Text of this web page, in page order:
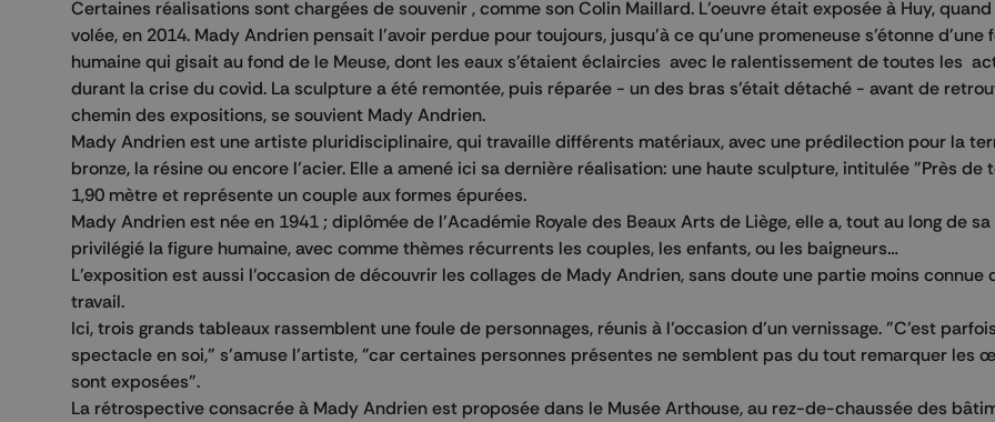
Certaines réalisations sont chargées de souvenir , comme son Colin Maillard. L'oeuvre était exposée à Huy,
volée, en 2014. Mady Andrien pensait l'avoir perdue pour toujours, jusqu'à ce qu'une promeneuse s'étonne d'une
humaine qui gisait au fond de le Meuse, dont les eaux s'étaient éclaircies avec le ralentissement de toutes les
durant la crise du covid. La sculpture a été remontée, puis réparée - un des bras s'était détaché - avant de
chemin des expositions, se souvient Mady Andrien.
Mady Andrien est une artiste pluridisciplinaire, qui travaille différents matériaux, avec une prédilection pour la
bronze, la résine ou encore l’acier. Elle a amené ici sa dernière réalisation: une haute sculpture, intitulée "Près de
1,90 mètre et représente un couple aux formes épurées.
Mady Andrien est née en 1941 ; diplômée de l’Académie Royale des Beaux Arts de Liège, elle a, tout au long de
privilégié la figure humaine, avec comme thèmes récurrents les couples, les enfants, ou les baigneurs…
L’exposition est aussi l’occasion de découvrir les collages de Mady Andrien, sans doute une partie moins connue
travail.
Ici, trois grands tableaux rassemblent une foule de personnages, réunis à l’occasion d’un vernissage. "C’est
spectacle en soi," s’amuse l’artiste, "car certaines personnes présentes ne semblent pas du tout remarquer les
sont exposées".
La rétrospective consacrée à Mady Andrien est proposée dans le Musée Arthouse, au rez-de-chaussée des